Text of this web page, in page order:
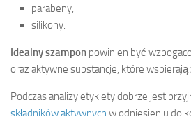
parabeny,
silikony.
Idealny szampon powinien być
oraz aktywne substancje, które wspierają
Podczas analizy etykiety dobrze jest
składników aktywnych w odniesieniu do